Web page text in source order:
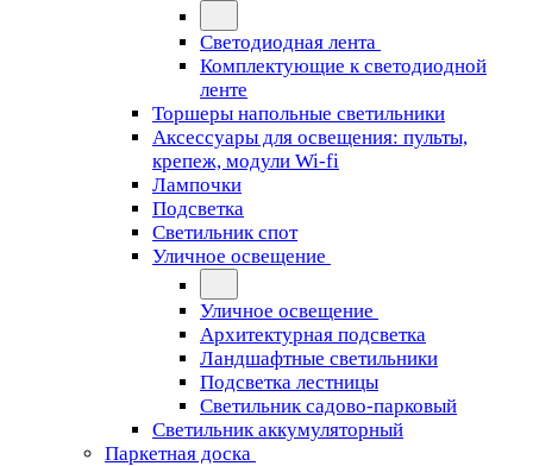
Светодиодная лента
Комплектующие к светодиодной
ленте
Торшеры напольные светильники
Аксессуары для освещения: пульты,
крепеж, модули Wi-fi
Лампочки
Подсветка
Светильник спот
Уличное освещение
Уличное освещение
Архитектурная подсветка
Ландшафтные светильники
Подсветка лестницы
Светильник садово-парковый
Светильник аккумуляторный
Паркетная доска